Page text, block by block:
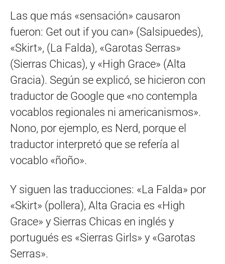
Las que más «sensación» causaron
fueron: Get out if you can» (Salsipuedes),
«Skirt», (La Falda), «Garotas Serras»
(Sierras Chicas), y «High Grace» (Alta
Gracia). Según se explicó, se hicieron con
traductor de Google que «no contempla
vocablos regionales ni americanismos».
Nono, por ejemplo, es Nerd, porque el
traductor interpretó que se refería al
vocablo «ñoño».
Y siguen las traducciones: «La Falda» por
«Skirt» (pollera), Alta Gracia es «High
Grace» y Sierras Chicas en inglés y
portugués es «Sierras Girls» y «Garotas
Serras».